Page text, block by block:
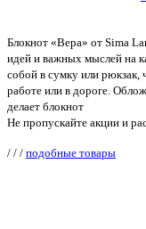
Блокнот «Вера» от Sima
идей и важных мыслей на
собой в сумку или рюкзак,
работе или в дороге.
делает блокнот
Не пропускайте акции и
/ / / подобные товары